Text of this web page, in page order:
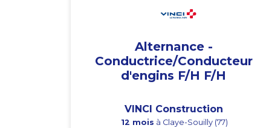
Alternance -
Conductrice/Conducteur
d'engins F/H F/H
VINCI Construction
12 mois à Claye-Souilly (77)